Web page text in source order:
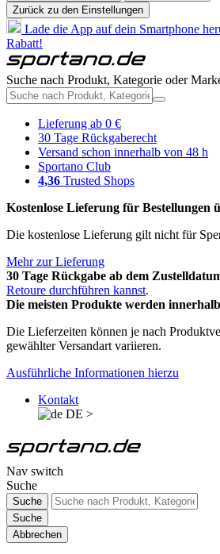
Zurück zu den Einstellungen
Lade die App auf dein Smartphone
Rabatt!
Suche nach Produkt, Kategorie oder
Lieferung ab 0 €
30 Tage Rückgaberecht
Versand schon innerhalb von 48 h
Sportano Club
4,36 Trusted Shops
Kostenlose Lieferung für Bestellungen
Die kostenlose Lieferung gilt nicht für
Mehr zur Lieferung
30 Tage Rückgabe ab dem
Retoure durchführen kannst.
Die meisten Produkte werden
Die Lieferzeiten können je nach
gewählter Versandart variieren.
Ausführliche Informationen hierzu
Kontakt
DE >
Nav switch
Suche
Suche
Suche
Abbrechen